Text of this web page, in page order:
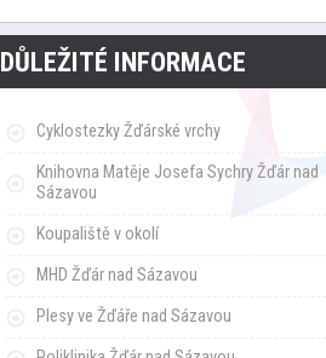
DŮLEŽITÉ INFORMACE
Cyklostezky Žďárské vrchy
Knihovna Matěje Josefa Sychry Žďár nad
Sázavou
Koupaliště v okolí
MHD Žďár nad Sázavou
Plesy ve Žďáře nad Sázavou